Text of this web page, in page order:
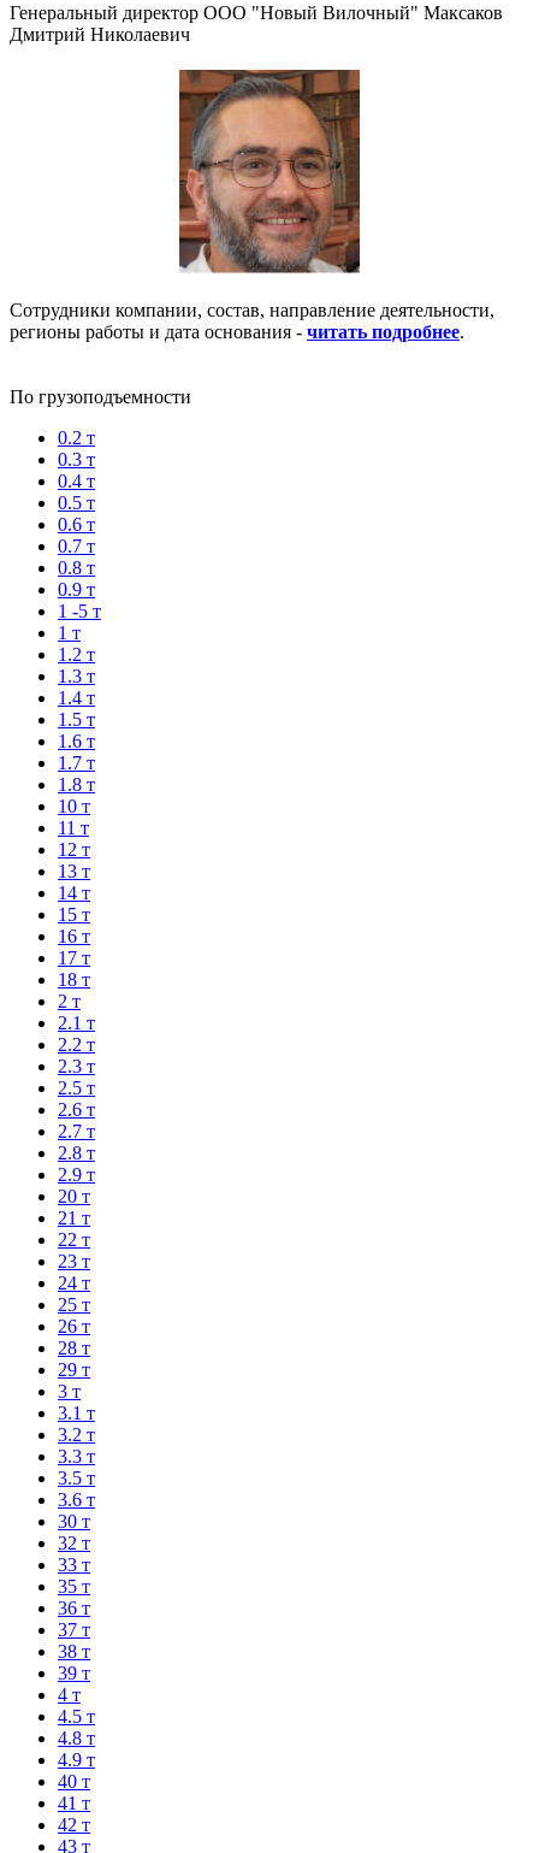
Генеральный директор ООО "Новый Вилочный" Максаков
Дмитрий Николаевич
Сотрудники компании, состав, направление деятельности,
регионы работы и дата основания - читать подробнее.
По грузоподъемности
0.2 т
0.3 т
0.4 т
0.5 т
0.6 т
0.7 т
0.8 т
0.9 т
1 -5 т
1 т
1.2 т
1.3 т
1.4 т
1.5 т
1.6 т
1.7 т
1.8 т
10 т
11 т
12 т
13 т
14 т
15 т
16 т
17 т
18 т
2 т
2.1 т
2.2 т
2.3 т
2.5 т
2.6 т
2.7 т
2.8 т
2.9 т
20 т
21 т
22 т
23 т
24 т
25 т
26 т
28 т
29 т
3 т
3.1 т
3.2 т
3.3 т
3.5 т
3.6 т
30 т
32 т
33 т
35 т
36 т
37 т
38 т
39 т
4 т
4.5 т
4.8 т
4.9 т
40 т
41 т
42 т
43 т